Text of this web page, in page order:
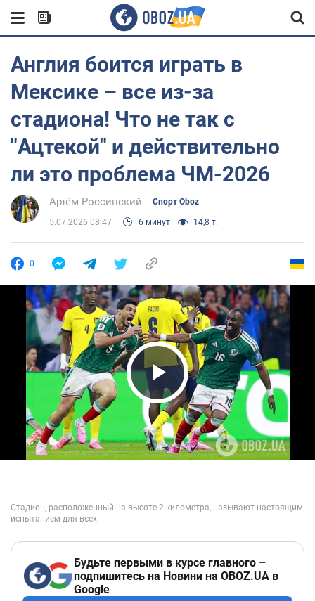
Англия боится играть в
Мексике – все из-за
стадиона! Что не так с
"Ацтекой" и действительно
ли это проблема ЧМ-2026
Артём Россинский Спорт Oboz
5.07.2026 08:47 6 минут 14,8 т.
0
Play Video
Будьте первыми в курсе главного –
подпишитесь на Новини на OBOZ.UA в
Google